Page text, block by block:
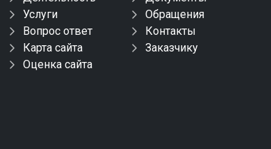
Услуги
Обращения
Вопрос ответ
Контакты
Карта сайта
Заказчику
Оценка сайта